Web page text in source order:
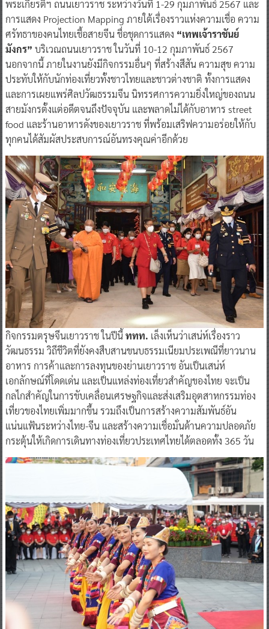
พระเกียรติฯ ถนนเยาวราช ระหว่างวันที่ 1-29 กุมภาพันธ์ 2567 และ
การแสดง Projection Mapping ภายใต้เรื่องราวแห่งความเชื่อ ความ
ศรัทธาของคนไทยเชื้อสายจีน ชื่อชุดการแสดง “เทพเจ้าราชันย์
มังกร” บริเวณถนนเยาวราช ในวันที่ 10-12 กุมภาพันธ์ 2567
นอกจากนี้ ภายในงานยังมีกิจกรรมอื่นๆ ที่สร้างสีสัน ความสุข ความ
ประทับให้กับนักท่องเที่ยวทั้งชาวไทยและชาวต่างชาติ ทั้งการแสดง
และการเผยแพร่ศิลปวัฒธรรมจีน นิทรรศการความยิ่งใหญ่ของถนน
สายมังกรตั้งแต่อดีตจนถึงปัจจุบัน และพลาดไม่ได้กับอาหาร street
food และร้านอาหารดังของเยาวราช ที่พร้อมเสริฟความอร่อยให้กับ
ทุกคนได้สัมผัสประสบการณ์อันทรงคุณค่าอีกด้วย
กิจกรรมตรุษจีนเยาวราช ในปีนี้ททท. เล็งเห็นว่าเสน่ห์เรื่องราว
วัฒนธรรม วิถีชีวิตที่ยังคงสืบสานขนบธรรมเนียมประเพณีที่ยาวนาน
อาหาร การค้าและการลงทุนของย่านเยาวราช อันเป็นเสน่ห์
เอกลักษณ์ที่โดดเด่น และเป็นแหล่งท่องเที่ยวสำคัญของไทย จะเป็น
กลไกสำคัญในการขับเคลื่อนเศรษฐกิจและส่งเสริมอุตสาหกรรมท่อง
เที่ยวของไทยเพิ่มมากขึ้น รวมถึงเป็นการสร้างความสัมพันธ์อัน
แน่นแฟ้นระหว่างไทย-จีน และสร้างความเชื่อมั่นด้านความปลอดภัย
กระตุ้นให้เกิดการเดินทางท่องเที่ยวประเทศไทยได้ตลอดทั้ง 365 วัน